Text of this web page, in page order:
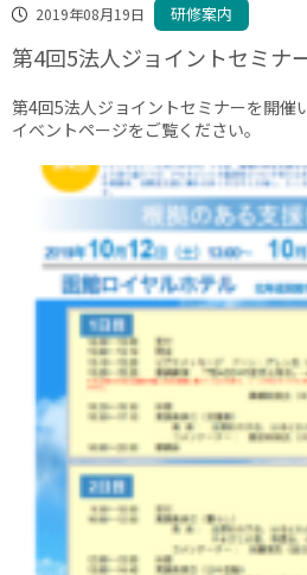
2019年08月19日 研修案内
第4回5法人ジョイントセミナ
第4回5法人ジョイントセミナーを開催
イベントページをご覧ください。